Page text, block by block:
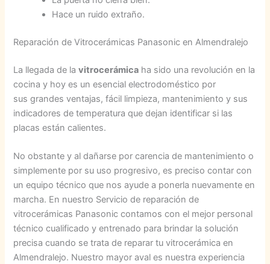
Hace un ruido extraño.
Reparación de Vitrocerámicas Panasonic en Almendralejo
La llegada de lavitrocerámica ha sido una revolución en la
cocina y hoy es un esencial electrodoméstico por
sus grandes ventajas, fácil limpieza, mantenimiento y sus
indicadores de temperatura que dejan identificar si las
placas están calientes.
No obstante y al dañarse por carencia de mantenimiento o
simplemente por su uso progresivo, es preciso contar con
un equipo técnico que nos ayude a ponerla nuevamente en
marcha. En nuestro Servicio de reparación de
vitrocerámicas Panasonic contamos con el mejor personal
técnico cualificado y entrenado para brindar la solución
precisa cuando se trata de reparar tu vitrocerámica en
Almendralejo. Nuestro mayor aval es nuestra experiencia